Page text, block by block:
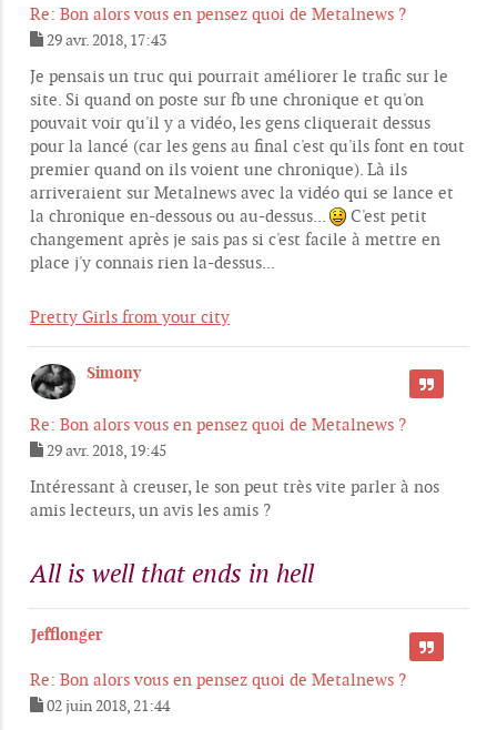
Re: Bon alors vous en pensez quoi de Metalnews ?
e
s
s
a
g
e
29 avr. 2018, 17:43
Je pensais un truc qui pourrait améliorer le trafic sur le
site. Si quand on poste sur fb une chronique et qu'on
pouvait voir qu'il y a vidéo, les gens cliquerait dessus
pour la lancé (car les gens au final c'est qu'ils font en tout
premier quand on ils voient une chronique). Là ils
arriveraient sur Metalnews avec la vidéo qui se lance et
la chronique en-dessous ou au-dessus...
C'est petit
changement après je sais pas si c'est facile à mettre en
place j'y connais rien la-dessus...
Pretty Girls from your city
Simony
Re: Bon alors vous en pensez quoi de Metalnews ?
CITER
e
s
e
29 avr. 2018, 19:45
Intéressant à creuser, le son peut très vite parler à nos
amis lecteurs, un avis les amis ?
All is well that ends in hell
Jefflonger
Re: Bon alors vous en pensez quoi de Metalnews ?
CITER
02 juin 2018, 21:44